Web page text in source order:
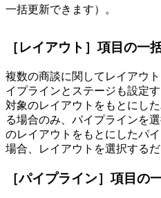
一括更新できます）。
［レイアウト］項目の一
複数の商談に関してレイアウ
イプラインとステージも設定
対象のレイアウトをもとにし
る場合のみ、パイプラインを
のレイアウトをもとにしたパ
場合、レイアウトを選択する
［パイプライン］項目の